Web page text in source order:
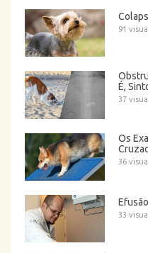
91
É,
37
Os
36
33